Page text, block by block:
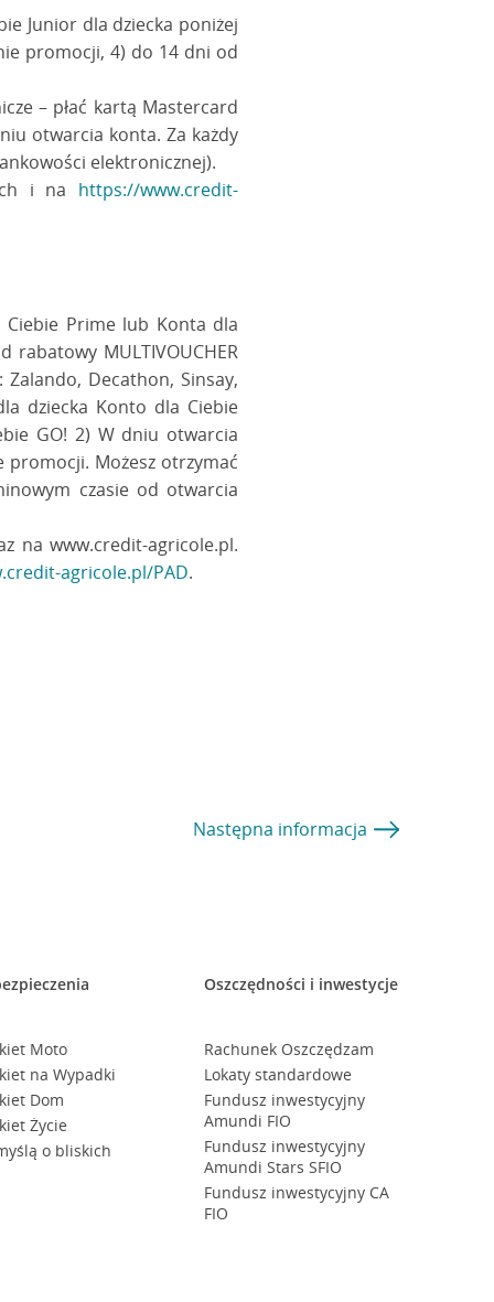
Junior dla dziecka poniżej
promocji, 4) do 14 dni od
– płać kartą Mastercard
otwarcia konta. Za każdy
elektronicznej).
i na https://www.credit-
Ciebie Prime lub Konta dla
MULTIVOUCHER
Decathon, Sinsay,
dziecka Konto dla Ciebie
GO! 2) W dniu otwarcia
promocji. Możesz otrzymać
czasie od otwarcia
na www.credit-agricole.pl.
agricole.pl/PAD.
Następna informacja
Moto
na Wypadki
Dom
Życie
o bliskich
Oszczędności i inwestycje
Rachunek Oszczędzam
Lokaty standardowe
Fundusz inwestycyjny
Amundi FIO
Fundusz inwestycyjny
Amundi Stars SFIO
Fundusz inwestycyjny CA
FIO